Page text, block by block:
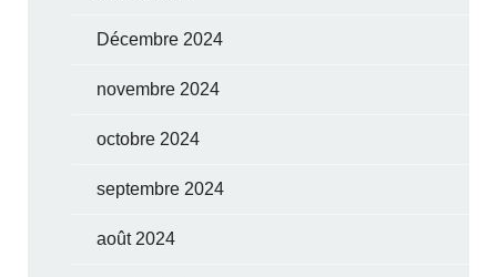
Décembre 2024
novembre 2024
octobre 2024
septembre 2024
août 2024